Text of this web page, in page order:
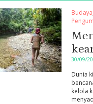
Budaya
30/09/
Dunia
kelola